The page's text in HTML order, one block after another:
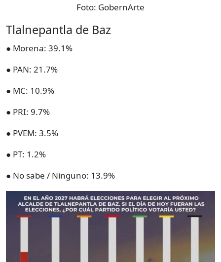
Foto: GobernArte
Tlalnepantla de Baz
● Morena: 39.1%
● PAN: 21.7%
● MC: 10.9%
● PRI: 9.7%
● PVEM: 3.5%
● PT: 1.2%
● No sabe / Ninguno: 13.9%